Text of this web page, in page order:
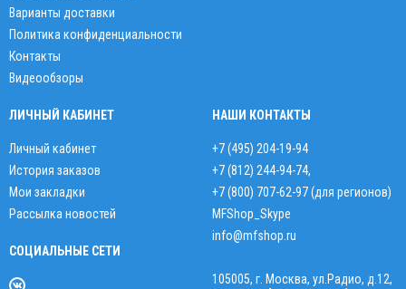
Варианты доставки
Политика конфиденциальности
Контакты
Видеообзоры
ЛИЧНЫЙ КАБИНЕТ
Личный кабинет
История заказов
Мои закладки
Рассылка новостей
СОЦИАЛЬНЫЕ СЕТИ
НАШИ КОНТАКТЫ
+7 (495) 204-19-94
+7 (812) 244-94-74,
+7 (800) 707-62-97 (для регионов)
MFShop_Skype
info@mfshop.ru
105005, г. Москва, ул.Радио, д.12,